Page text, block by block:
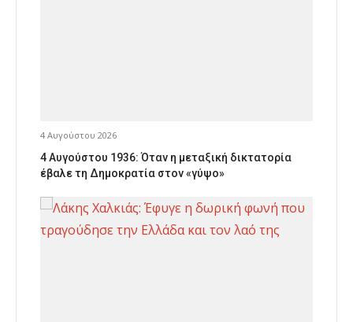
4 Αυγούστου 2026
4 Αυγούστου 1936: Όταν η μεταξική δικτατορία
έβαλε τη Δημοκρατία στον «γύψο»